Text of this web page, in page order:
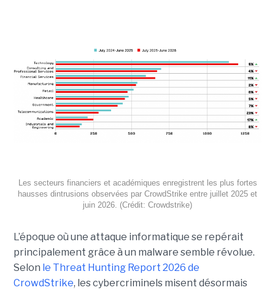
Les secteurs financiers et académiques enregistrent les plus fortes
hausses dintrusions observées par CrowdStrike entre juillet 2025 et
juin 2026. (Crédit: Crowdstrike)
L’époque où une attaque informatique se repérait
principalement grâce à un malware semble révolue.
Selon le Threat Hunting Report 2026 de
CrowdStrike, les cybercriminels misent désormais